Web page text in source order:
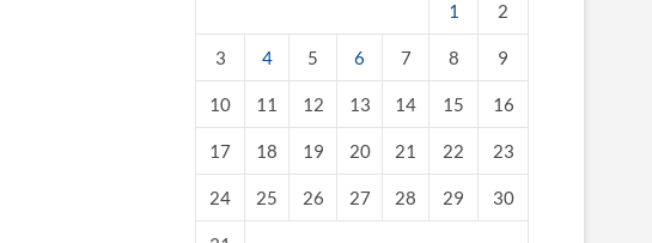
1 2
3 4 5 6 7 8 9
10 11 12 13 14 15 16
17 18 19 20 21 22 23
24 25 26 27 28 29 30